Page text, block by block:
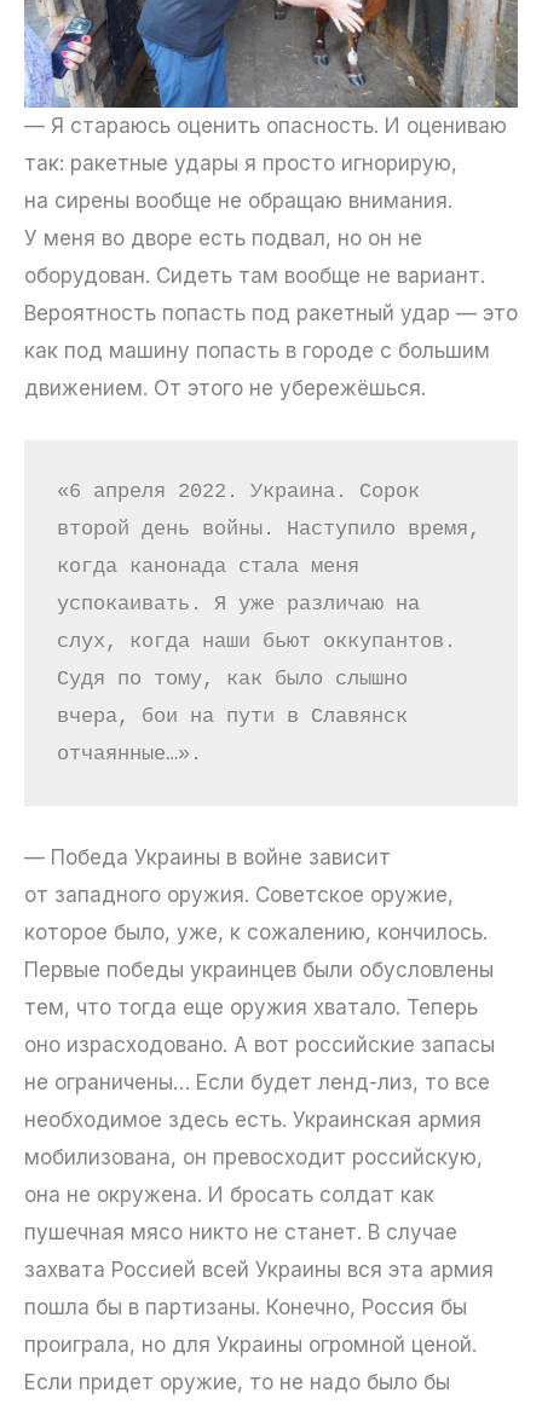
— Я стараюсь оценить опасность. И оцениваю
так: ракетные удары я просто игнорирую,
на сирены вообще не обращаю внимания.
У меня во дворе есть подвал, но он не
оборудован. Сидеть там вообще не вариант.
Вероятность попасть под ракетный удар — это
как под машину попасть в городе с большим
движением. От этого не убережёшься.
«6 апреля 2022. Украина. Сорок
второй день войны. Наступило время,
когда канонада стала меня
успокаивать. Я уже различаю на
слух, когда наши бьют оккупантов.
Судя по тому, как было слышно
вчера, бои на пути в Славянск
отчаянные…».
— Победа Украины в войне зависит
от западного оружия. Советское оружие,
которое было, уже, к сожалению, кончилось.
Первые победы украинцев были обусловлены
тем, что тогда еще оружия хватало. Теперь
оно израсходовано. А вот российские запасы
не ограничены… Если будет ленд-лиз, то все
необходимое здесь есть. Украинская армия
мобилизована, он превосходит российскую,
она не окружена. И бросать солдат как
пушечная мясо никто не станет. В случае
захвата Россией всей Украины вся эта армия
пошла бы в партизаны. Конечно, Россия бы
проиграла, но для Украины огромной ценой.
Если придет оружие, то не надо было бы